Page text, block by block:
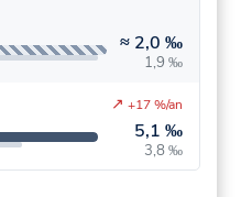
≈ 2,0 ‰
1,9 ‰
5,1 ‰
3,8 ‰
↗ +17 %/an